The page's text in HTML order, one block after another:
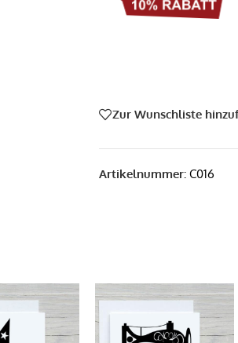
Zur Wunschliste
Artikelnummer: C016